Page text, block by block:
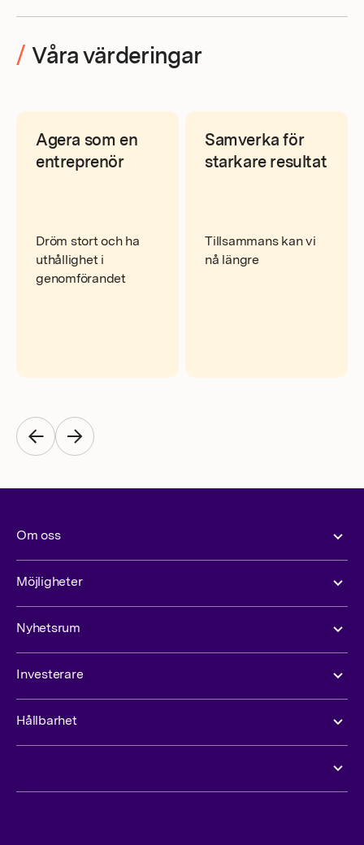
/ Våra värderingar
Agera som en
entreprenör
Dröm stort och ha
uthållighet i
genomförandet
Samverka för
starkare resultat
Tillsammans kan vi
nå längre
Om oss
Möjligheter
Nyhetsrum
Investerare
Hållbarhet